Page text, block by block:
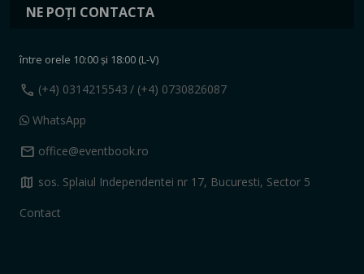
NE POȚI CONTACTA
între orele 10:00 și 18:00 (L-V)
call (+4) 0314215543 / (+4) 0730826087
WhatsApp
mail office@eventbook.ro
map sos. Splaiul Independentei nr 17, Bucuresti, Sector 5
Contact